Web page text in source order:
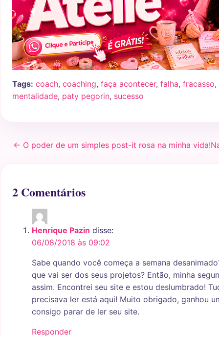
Tags: coach, coaching, faça acontecer, falha, fracasso,
mentalidade, paty pegorin, sucesso
← O poder de um simples post-it rosa na minha vida!
2 Comentários
Henrique Pazin disse:
06/08/2018 às 09:02
Sabe quando você começa a semana
que vai ser dos seus projetos? Então, minha
assim. Encontrei seu site e estou deslumbrado!
precisava ler está aqui! Muito obrigado, ganhou
consigo parar de ler seu site.
Responder